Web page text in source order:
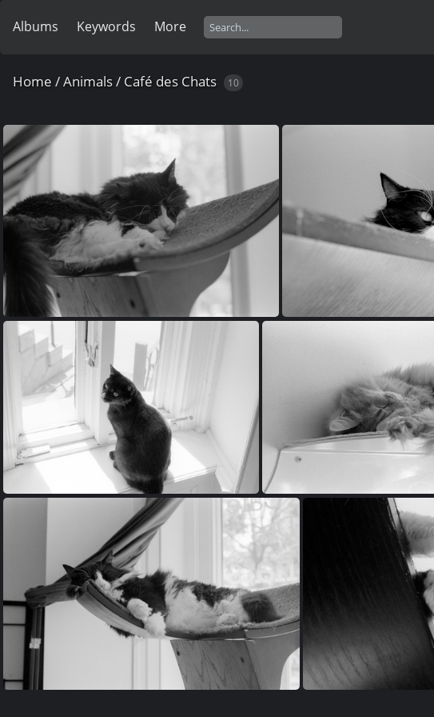
Albums Keywords More
Home /Animals/ Café des Chats 10
000106-1 000106-4
000106-9 000106-10